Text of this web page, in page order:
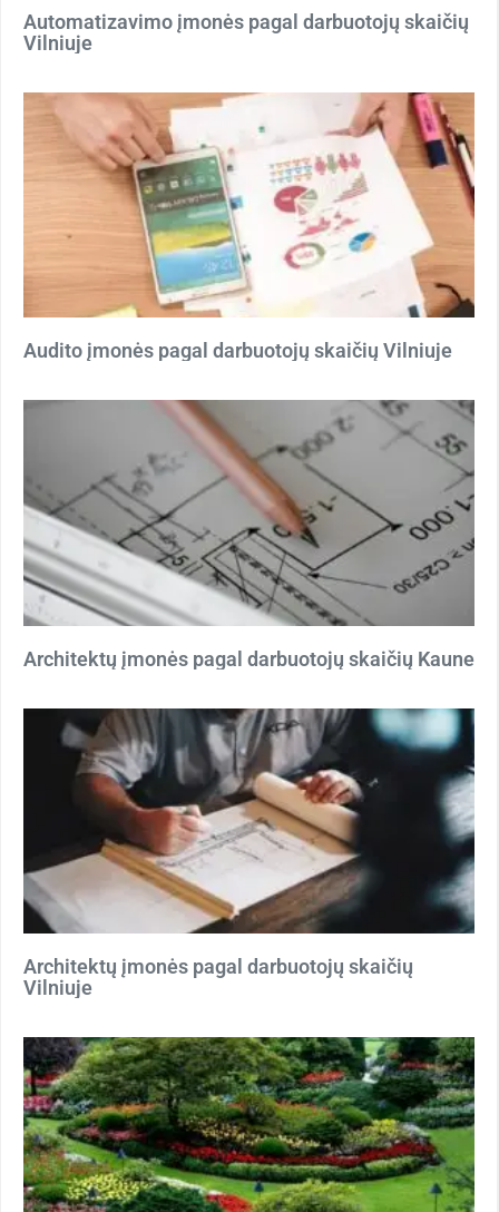
Automatizavimo įmonės pagal darbuotojų skaičių
Vilniuje
Audito įmonės pagal darbuotojų skaičių Vilniuje
Architektų įmonės pagal darbuotojų skaičių Kaune
Architektų įmonės pagal darbuotojų skaičių
Vilniuje